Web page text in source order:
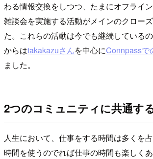
わる情報交換をしつつ、たまにオフライ
雑談会を実施する活動がメインのクロー
た。これらの活動は今でも継続している
からはtakakazuさんを中心にConnpassで
ました。
2つのコミュニティに共通す
人生において、仕事をする時間は多くを
時間を使うのでれば仕事の時間も楽しく